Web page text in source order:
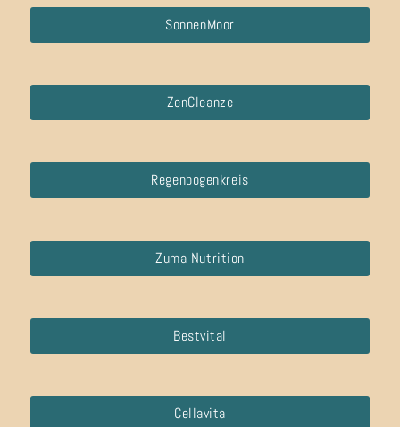
SonnenMoor
ZenCleanze
Regenbogenkreis
Zuma Nutrition
Bestvital
Cellavita